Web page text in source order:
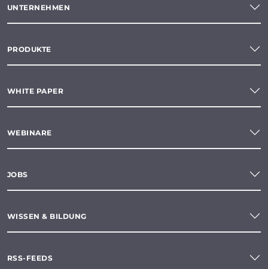
UNTERNEHMEN
PRODUKTE
WHITE PAPER
WEBINARE
JOBS
WISSEN & BILDUNG
RSS-FEEDS